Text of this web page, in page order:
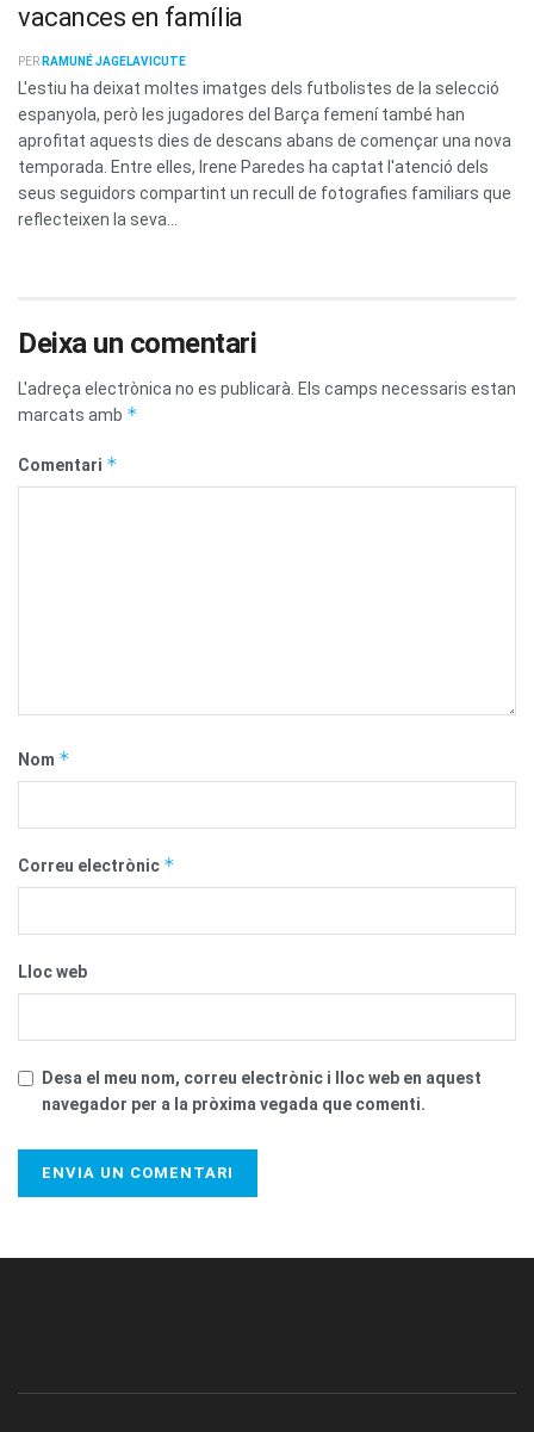
vacances en família
PER RAMUNÉ JAGELAVICUTE
L'estiu ha deixat moltes imatges dels futbolistes de la selecció
espanyola, però les jugadores del Barça femení també han
aprofitat aquests dies de descans abans de començar una nova
temporada. Entre elles, Irene Paredes ha captat l'atenció dels
seus seguidors compartint un recull de fotografies familiars que
reflecteixen la seva...
Deixa un comentari
L'adreça electrònica no es publicarà. Els camps necessaris estan
marcats amb *
Comentari *
Nom *
Correu electrònic *
Lloc web
Desa el meu nom, correu electrònic i lloc web en aquest
navegador per a la pròxima vegada que comenti.